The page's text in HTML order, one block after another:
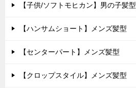
【子供/ソフトモヒカン】男の子髪型
【ハンサムショート】メンズ髪型
【センターパート】メンズ髪型
【クロップスタイル】メンズ髪型